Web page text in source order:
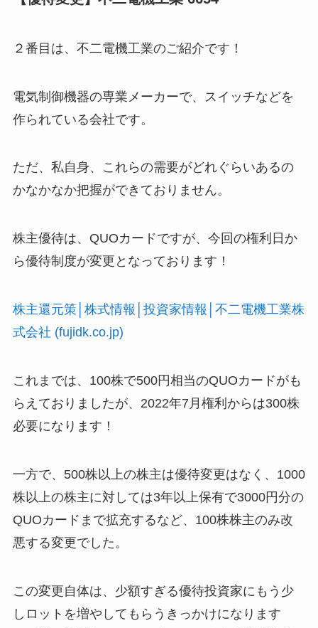
２番目は、不二電機工業のご紹介です！
電気制御機器の専業メーカーで、スイッチなどを
作られている会社です。
ただ、私自身、これらの需要がどれぐらいあるの
かなかなか把握ができておりません。
株主優待は、QUOカードですが、今回の権利日か
ら優待制度が変更となっております！
株主還元策│株式情報│投資家情報│不二電機工業株
式会社 (fujidk.co.jp)
これまでは、100株で500円相当のQUOカードがも
らえておりましたが、2022年7月権利からは300株
必要になります！
一方で、500株以上の株主は優待変更はなく、1000
株以上の株主に対しては3年以上保有で3000円分の
QUOカードまで拡充するなど、100株株主のみ改
悪する変更でした。
この変更自体は、少額すぎる優待投資家にもう少
しロットを増やしてもらうきっかけになります